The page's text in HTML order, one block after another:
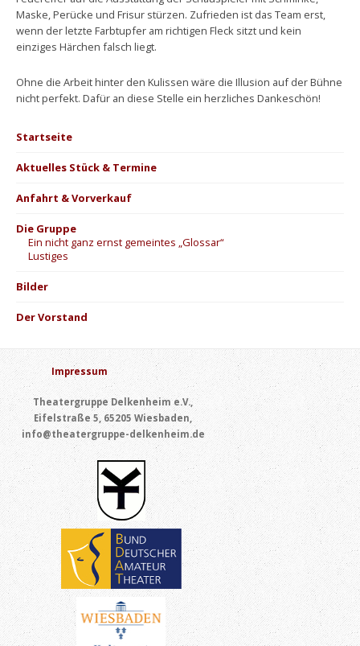
Maske, Perücke und Frisur stürzen. Zufrieden ist das Team erst,
wenn der letzte Farbtupfer am richtigen Fleck sitzt und kein
einziges Härchen falsch liegt.
Ohne die Arbeit hinter den Kulissen wäre die Illusion auf der Bühne
nicht perfekt. Dafür an diese Stelle ein herzliches Dankeschön!
Startseite
Aktuelles Stück & Termine
Anfahrt & Vorverkauf
Die Gruppe
Ein nicht ganz ernst gemeintes „Glossar“
Lustiges
Bilder
Der Vorstand
Impressum
Theatergruppe Delkenheim e.V.,
Eifelstraße 5, 65205 Wiesbaden,
info@theatergruppe-delkenheim.de